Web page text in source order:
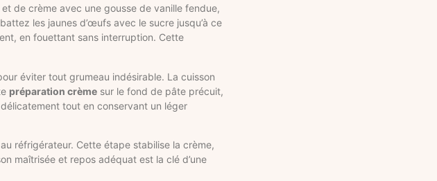
et de crème avec une gousse de vanille fendue,
les jaunes d’œufs avec le sucre jusqu’à ce
en fouettant sans interruption. Cette
éviter tout grumeau indésirable. La cuisson
préparation crème sur le fond de pâte précuit,
tout en conservant un léger
réfrigérateur. Cette étape stabilise la crème,
maîtrisée et repos adéquat est la clé d’une